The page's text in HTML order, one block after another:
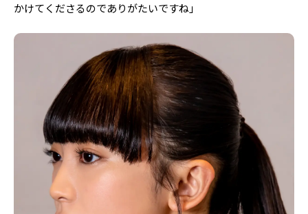
かけてくださるのでありがたいですね」